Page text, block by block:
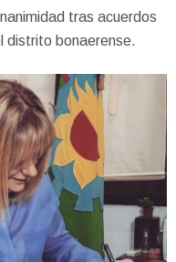
tras acuerdos
distrito bonaerense.